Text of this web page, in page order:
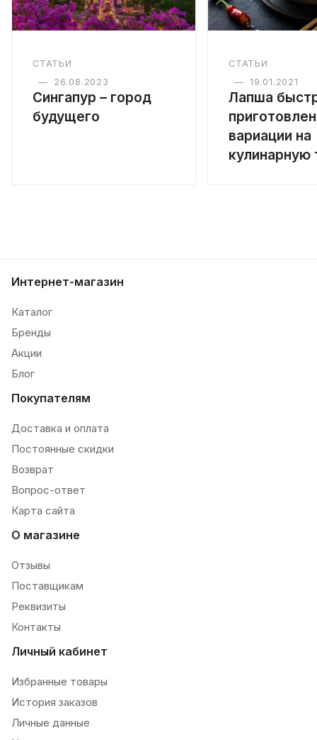
СТАТЬИ
—
26.08.2023
Сингапур – город
будущего
СТАТЬИ
— 19.01.2021
Лапша
вариации на
кулинарную
Интернет-магазин
Каталог
Бренды
Акции
Блог
Покупателям
Доставка и оплата
Постоянные скидки
Возврат
Вопрос-ответ
Карта сайта
О магазине
Отзывы
Поставщикам
Реквизиты
Контакты
Личный кабинет
Избранные товары
История заказов
Личные данные